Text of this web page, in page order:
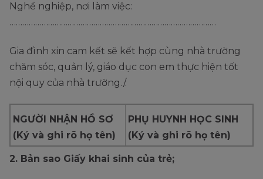
Nghề nghiệp, nơi làm việc:
……………………………………………………………………………………
Gia đình xin cam kết sẽ kết hợp cùng nhà trường
chăm sóc, quản lý, giáo dục con em thực hiện tốt
nội quy của nhà trường./.
NGƯỜI NHẬN HỒ SƠ
(Ký và ghi rõ họ tên)
PHỤ HUYNH HỌC SINH
(Ký và ghi rõ họ tên)
2. Bản sao Giấy khai sinh của trẻ;